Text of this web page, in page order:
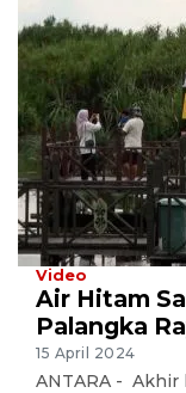
Video
Air Hitam
Palangka
15 April 2024
ANTARA - Akhir